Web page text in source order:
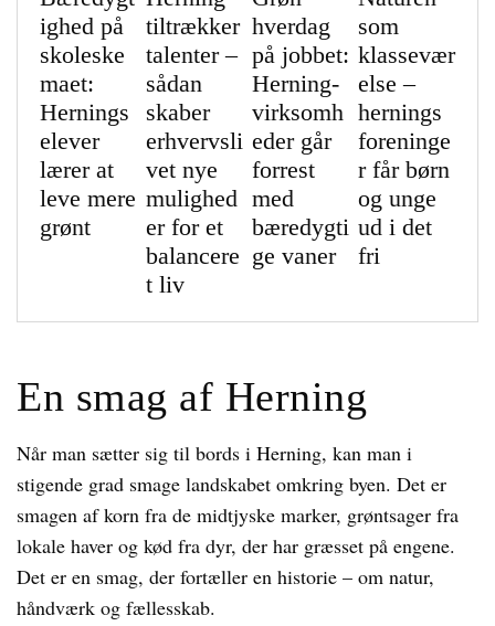
ighed på
skoleske
maet:
Hernings
elever
lærer at
leve mere
grønt
tiltrækker
talenter –
sådan
skaber
erhvervsli
vet nye
mulighed
er for et
balancere
t liv
hverdag
på jobbet:
Herning-
virksomh
eder går
forrest
med
bæredygti
ge vaner
som
klassevær
else –
hernings
foreninge
r får børn
og unge
ud i det
fri
En smag af Herning
Når man sætter sig til bords i Herning, kan man i
stigende grad smage landskabet omkring byen. Det er
smagen af korn fra de midtjyske marker, grøntsager fra
lokale haver og kød fra dyr, der har græsset på engene.
Det er en smag, der fortæller en historie – om natur,
håndværk og fællesskab.